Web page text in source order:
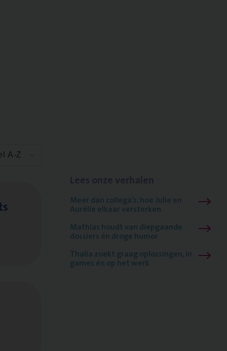
A-Z
Meer dan collega’s: hoe Julie en
Aurélie elkaar versterken
Mathias houdt van diepgaande
dossiers én droge humor
Thalia zoekt graag oplossingen, in
games én op het werk